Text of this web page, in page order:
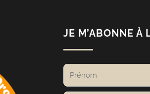
JE M’ABONNE À